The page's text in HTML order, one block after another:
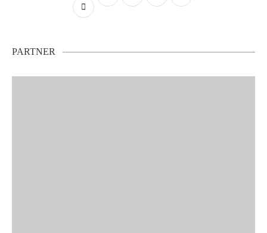
PARTNER